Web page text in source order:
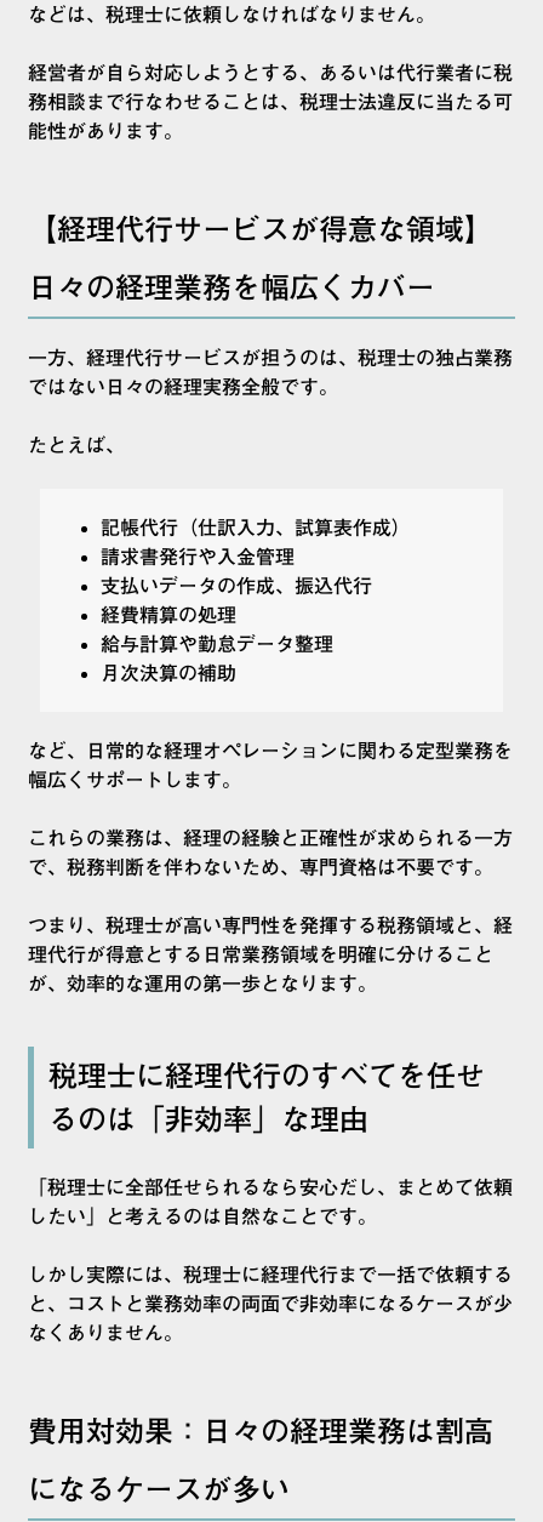
などは、税理士に依頼しなければなりません。
経営者が自ら対応しようとする、あるいは代行業者に税
務相談まで行なわせることは、税理士法違反に当たる可
能性があります。
【経理代行サービスが得意な領域】
日々の経理業務を幅広くカバー
一方、経理代行サービスが担うのは、税理士の独占業務
ではない日々の経理実務全般です。
たとえば、
記帳代行（仕訳入力、試算表作成）
請求書発行や入金管理
支払いデータの作成、振込代行
経費精算の処理
給与計算や勤怠データ整理
月次決算の補助
など、日常的な経理オペレーションに関わる定型業務を
幅広くサポートします。
これらの業務は、経理の経験と正確性が求められる一方
で、税務判断を伴わないため、専門資格は不要です。
つまり、税理士が高い専門性を発揮する税務領域と、経
理代行が得意とする日常業務領域を明確に分けること
が、効率的な運用の第一歩となります。
税理士に経理代行のすべてを任せ
るのは「非効率」な理由
「税理士に全部任せられるなら安心だし、まとめて依頼
したい」と考えるのは自然なことです。
しかし実際には、税理士に経理代行まで一括で依頼する
と、コストと業務効率の両面で非効率になるケースが少
なくありません。
費用対効果：日々の経理業務は割高
になるケースが多い